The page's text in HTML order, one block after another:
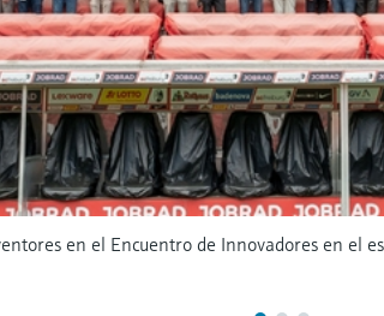
en el Encuentro de Innovadores en el